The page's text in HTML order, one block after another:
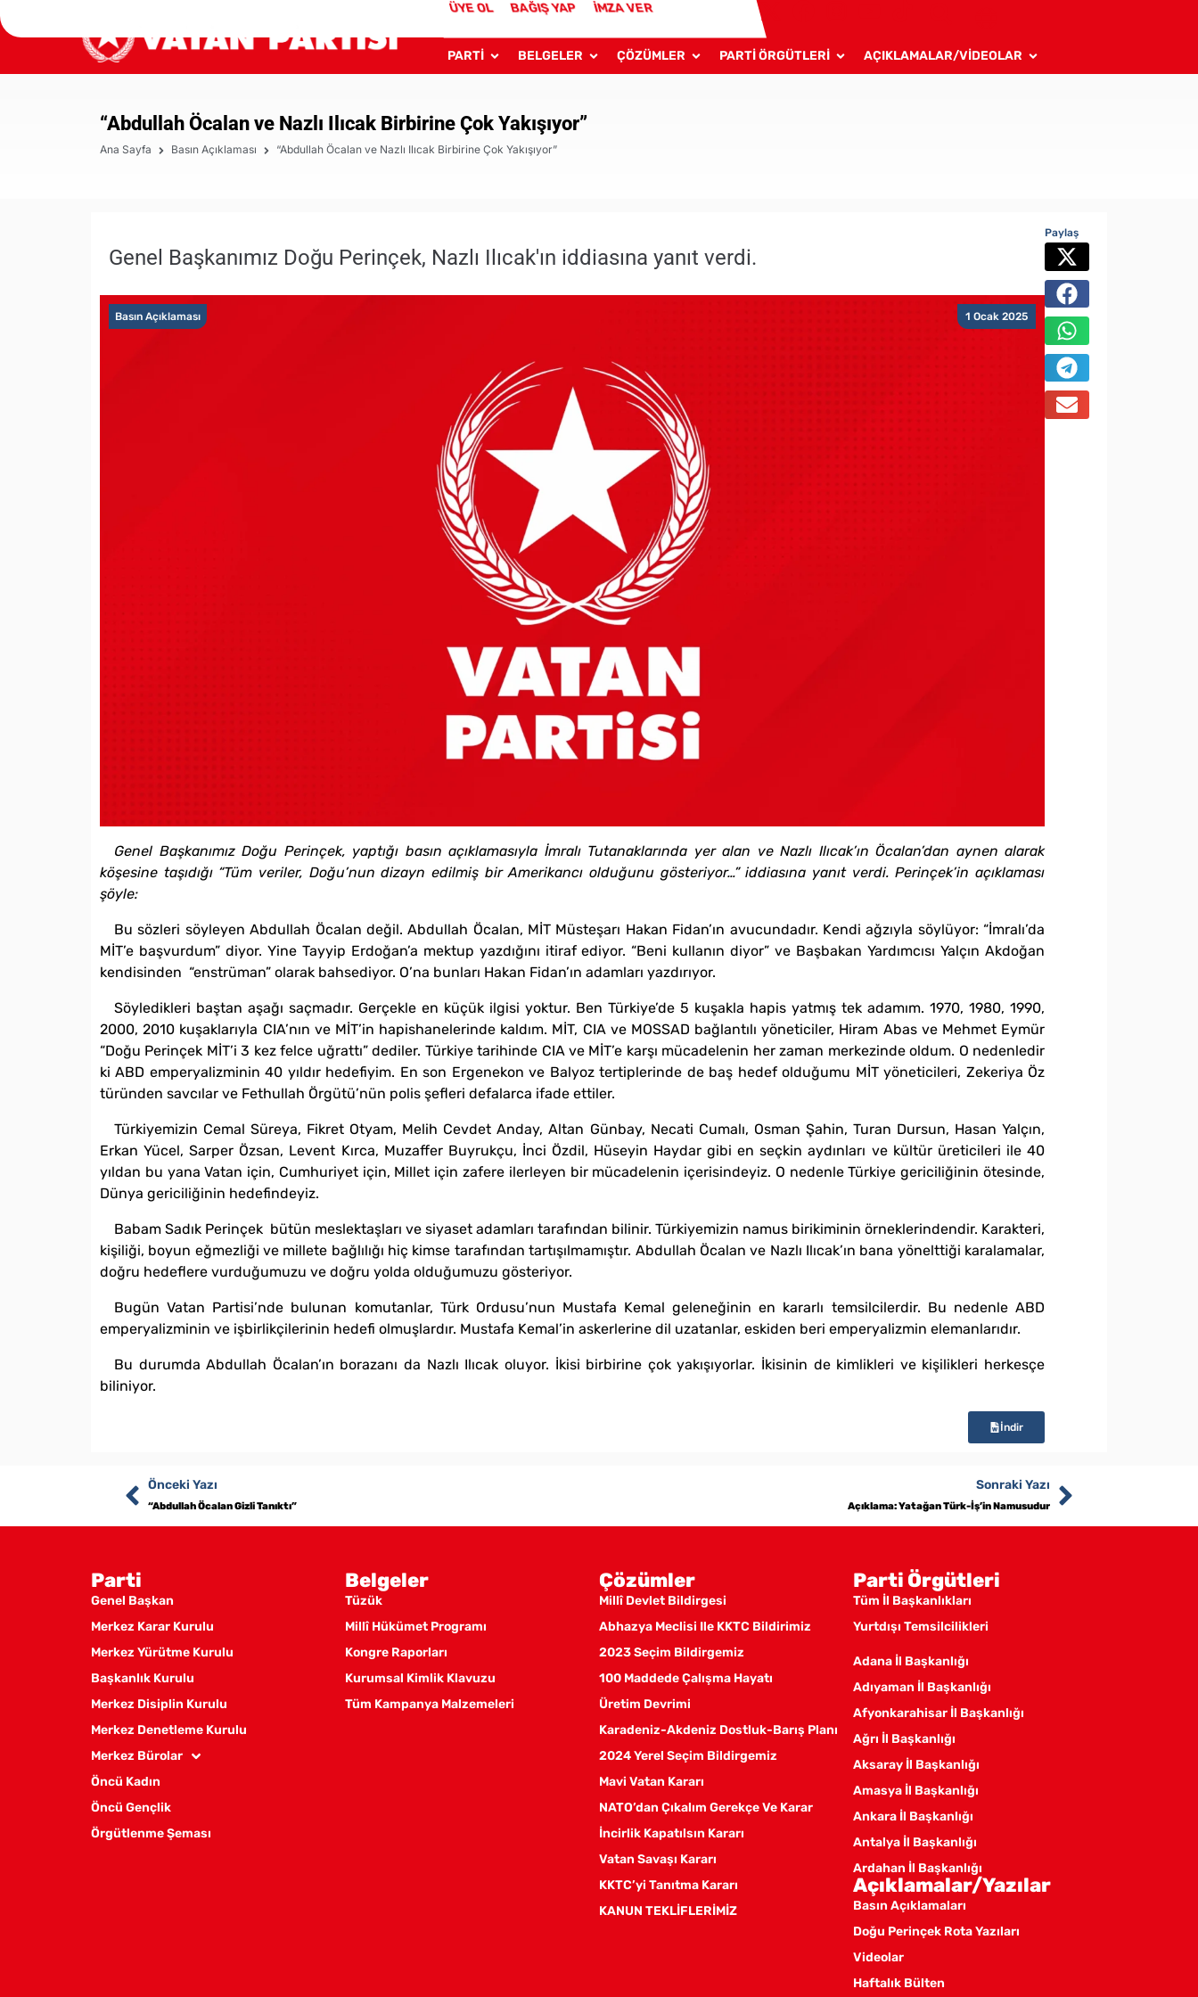
ÜYE OL BAĞIŞ YAP İMZA VER
PARTİ BELGELER ÇÖZÜMLER PARTİ ÖRGÜTLERİ AÇIKLAMALAR/VİDEOLAR
“Abdullah Öcalan ve Nazlı Ilıcak Birbirine Çok Yakışıyor”
Ana Sayfa Basın Açıklaması “Abdullah Öcalan ve Nazlı Ilıcak Birbirine Çok Yakışıyor”
Genel Başkanımız Doğu Perinçek, Nazlı Ilıcak'ın iddiasına yanıt verdi.
1 Ocak 2025
Basın Açıklaması
Genel Başkanımız Doğu Perinçek, yaptığı basın açıklamasıyla İmralı Tutanaklarında yer alan ve Nazlı Ilıcak’ın Öcalan’dan aynen alarak
köşesine taşıdığı “Tüm veriler, Doğu’nun dizayn edilmiş bir Amerikancı olduğunu gösteriyor…” iddiasına yanıt verdi. Perinçek’in açıklaması
şöyle:
Bu sözleri söyleyen Abdullah Öcalan değil. Abdullah Öcalan, MİT Müsteşarı Hakan Fidan’ın avucundadır. Kendi ağzıyla söylüyor: “İmralı’da
MİT’e başvurdum” diyor. Yine Tayyip Erdoğan’a mektup yazdığını itiraf ediyor. “Beni kullanın diyor” ve Başbakan Yardımcısı Yalçın Akdoğan
kendisinden “enstrüman” olarak bahsediyor. O’na bunları Hakan Fidan’ın adamları yazdırıyor.
Söyledikleri baştan aşağı saçmadır. Gerçekle en küçük ilgisi yoktur. Ben Türkiye’de 5 kuşakla hapis yatmış tek adamım. 1970, 1980, 1990,
2000, 2010 kuşaklarıyla CIA’nın ve MİT’in hapishanelerinde kaldım. MİT, CIA ve MOSSAD bağlantılı yöneticiler, Hiram Abas ve Mehmet Eymür
“Doğu Perinçek MİT’i 3 kez felce uğrattı” dediler. Türkiye tarihinde CIA ve MİT’e karşı mücadelenin her zaman merkezinde oldum. O nedenledir
ki ABD emperyalizminin 40 yıldır hedefiyim. En son Ergenekon ve Balyoz tertiplerinde de baş hedef olduğumu MİT yöneticileri, Zekeriya Öz
türünden savcılar ve Fethullah Örgütü’nün polis şefleri defalarca ifade ettiler.
Türkiyemizin Cemal Süreya, Fikret Otyam, Melih Cevdet Anday, Altan Günbay, Necati Cumalı, Osman Şahin, Turan Dursun, Hasan Yalçın,
Erkan Yücel, Sarper Özsan, Levent Kırca, Muzaffer Buyrukçu, İnci Özdil, Hüseyin Haydar gibi en seçkin aydınları ve kültür üreticileri ile 40
yıldan bu yana Vatan için, Cumhuriyet için, Millet için zafere ilerleyen bir mücadelenin içerisindeyiz. O nedenle Türkiye gericiliğinin ötesinde,
Dünya gericiliğinin hedefindeyiz.
Babam Sadık Perinçek bütün meslektaşları ve siyaset adamları tarafından bilinir. Türkiyemizin namus birikiminin örneklerindendir. Karakteri,
kişiliği, boyun eğmezliği ve millete bağlılığı hiç kimse tarafından tartışılmamıştır. Abdullah Öcalan ve Nazlı Ilıcak’ın bana yönelttiği karalamalar,
doğru hedeflere vurduğumuzu ve doğru yolda olduğumuzu gösteriyor.
Bugün Vatan Partisi’nde bulunan komutanlar, Türk Ordusu’nun Mustafa Kemal geleneğinin en kararlı temsilcilerdir. Bu nedenle ABD
emperyalizminin ve işbirlikçilerinin hedefi olmuşlardır. Mustafa Kemal’in askerlerine dil uzatanlar, eskiden beri emperyalizmin elemanlarıdır.
Bu durumda Abdullah Öcalan’ın borazanı da Nazlı Ilıcak oluyor. İkisi birbirine çok yakışıyorlar. İkisinin de kimlikleri ve kişilikleri herkesçe
biliniyor.
İndir
Paylaş
Önceki Yazı
“Abdullah Öcalan Gizli Tanıktı”
Sonraki Yazı
Açıklama: Yatağan Türk-İş’in Namusudur
Parti
Genel Başkan
Merkez Karar Kurulu
Merkez Yürütme Kurulu
Başkanlık Kurulu
Merkez Disiplin Kurulu
Merkez Denetleme Kurulu
Merkez Bürolar
Öncü Kadın
Öncü Gençlik
Örgütlenme Şeması
Belgeler
Tüzük
Millî Hükümet Programı
Kongre Raporları
Kurumsal Kimlik Klavuzu
Tüm Kampanya Malzemeleri
Çözümler
Millî Devlet Bildirgesi
Abhazya Meclisi Ile KKTC Bildirimiz
2023 Seçim Bildirgemiz
100 Maddede Çalışma Hayatı
Üretim Devrimi
Karadeniz-Akdeniz Dostluk-Barış Planı
2024 Yerel Seçim Bildirgemiz
Mavi Vatan Kararı
NATO’dan Çıkalım Gerekçe Ve Karar
İncirlik Kapatılsın Kararı
Vatan Savaşı Kararı
KKTC’yi Tanıtma Kararı
KANUN TEKLİFLERİMİZ
Parti Örgütleri
Tüm İl Başkanlıkları
Yurtdışı Temsilcilikleri
Adana İl Başkanlığı
Adıyaman İl Başkanlığı
Afyonkarahisar İl Başkanlığı
Ağrı İl Başkanlığı
Aksaray İl Başkanlığı
Amasya İl Başkanlığı
Ankara İl Başkanlığı
Antalya İl Başkanlığı
Ardahan İl Başkanlığı
Artvin İl Başkanlığı
Açıklamalar/Yazılar
Basın Açıklamaları
Doğu Perinçek Rota Yazıları
Videolar
Haftalık Bülten